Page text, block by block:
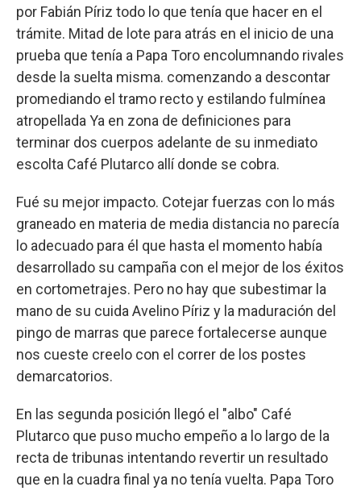
por Fabián Píriz todo lo que tenía que hacer en el
trámite. Mitad de lote para atrás en el inicio de una
prueba que tenía a Papa Toro encolumnando rivales
desde la suelta misma. comenzando a descontar
promediando el tramo recto y estilando fulmínea
atropellada Ya en zona de definiciones para
terminar dos cuerpos adelante de su inmediato
escolta Café Plutarco allí donde se cobra.
Fué su mejor impacto. Cotejar fuerzas con lo más
graneado en materia de media distancia no parecía
lo adecuado para él que hasta el momento había
desarrollado su campaña con el mejor de los éxitos
en cortometrajes. Pero no hay que subestimar la
mano de su cuida Avelino Píriz y la maduración del
pingo de marras que parece fortalecerse aunque
nos cueste creelo con el correr de los postes
demarcatorios.
En las segunda posición llegó el "albo" Café
Plutarco que puso mucho empeño a lo largo de la
recta de tribunas intentando revertir un resultado
que en la cuadra final ya no tenía vuelta. Papa Toro